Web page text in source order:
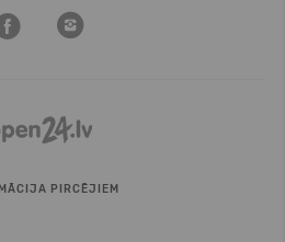
PIRCĒJIEM